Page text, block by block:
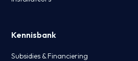
Kennisbank
Subsidies & Financiering